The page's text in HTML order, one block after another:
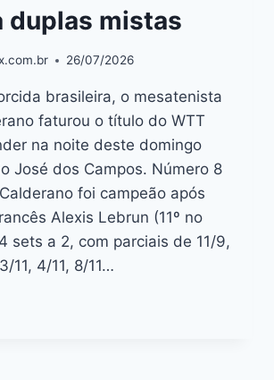
duplas mistas
26/07/2026
brasileira, o mesatenista
faturou o título do WTT
na noite deste domingo
José dos Campos. Número 8
foi campeão após
Alexis Lebrun (11º no
sets a 2, com parciais de 11/9,
11, 4/11, 8/11…